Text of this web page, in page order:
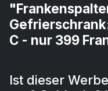
C - nur 399
Ist dieser